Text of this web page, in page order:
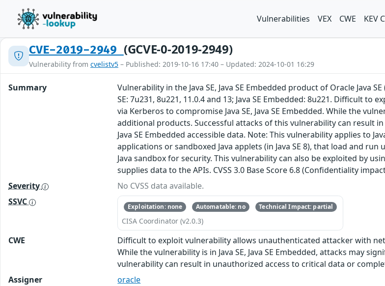
Vulnerabilities VEX CWE KEV
CVE-2019-2949 (GCVE-0-2019-2949)
Vulnerability from cvelistv5 – Published: 2019-10-16 17:40 – Updated: 2024-10-01 16:29
Summary
Vulnerability in the Java SE, Java SE Embedded product of Oracle Java
SE: 7u231, 8u221, 11.0.4 and 13; Java SE Embedded: 8u221. Difficult
via Kerberos to compromise Java SE, Java SE Embedded. While the
additional products. Successful attacks of this vulnerability can result
Java SE Embedded accessible data. Note: This vulnerability applies to
applications or sandboxed Java applets (in Java SE 8), that load and
Java sandbox for security. This vulnerability can also be exploited by
supplies data to the APIs. CVSS 3.0 Base Score 6.8 (Confidentiality
Severity
No CVSS data available.
SSVC
Exploitation: none Automatable: no Technical Impact: partial
CISA Coordinator (v2.0.3)
CWE
Difficult to exploit vulnerability allows unauthenticated attacker with
While the vulnerability is in Java SE, Java SE Embedded, attacks may
vulnerability can result in unauthorized access to critical data or
Assigner
oracle